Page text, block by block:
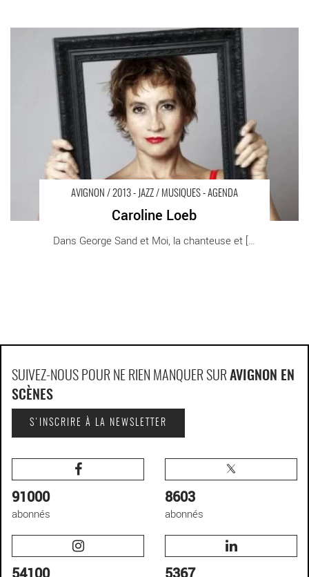
AVIGNON / 2013 - JAZZ / MUSIQUES - AGENDA
Caroline Loeb
Dans George Sand et Moi, la chanteuse et [...]
Caroline Loeb - Critique sortie Avignon / 2013 Avignon THEATRE
LES 3 SOLEILS
SUIVEZ-NOUS POUR NE RIEN MANQUER SUR AVIGNON EN
SCÈNES
S'INSCRIRE À LA NEWSLETTER
91000
abonnés
8603
abonnés